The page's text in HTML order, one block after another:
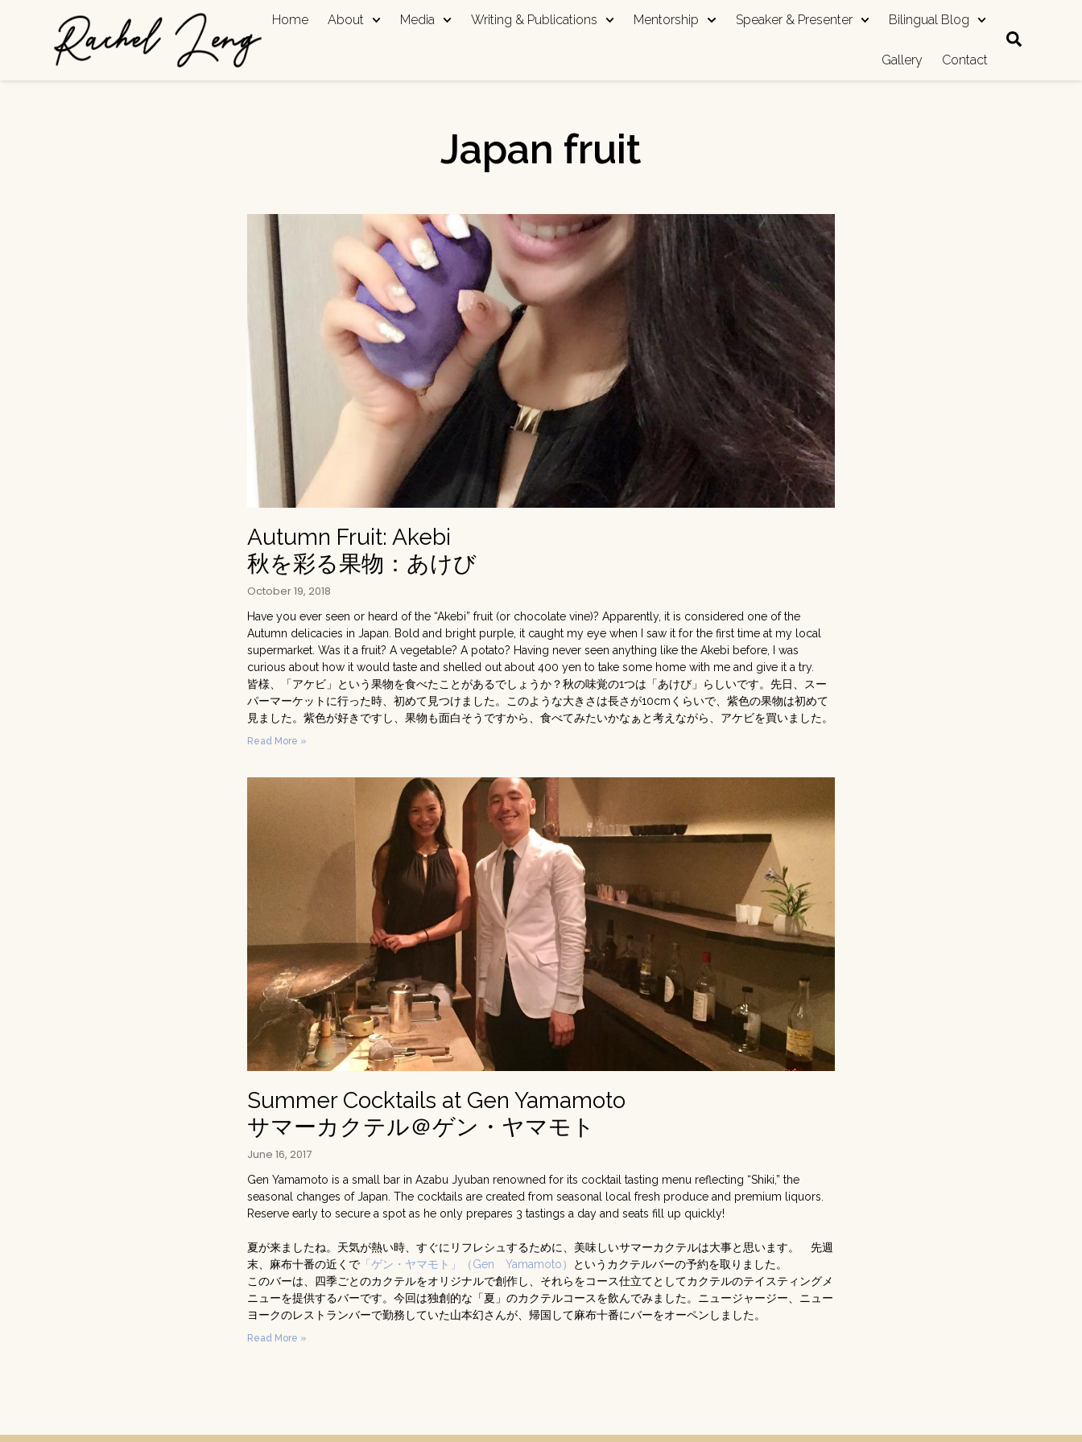
Home About Media Writing & Publications Mentorship Speaker & Presenter Bilingual Blog
Gallery Contact
Japan fruit
Autumn Fruit: Akebi
秋を彩る果物：あけび
October 19, 2018
Have you ever seen or heard of the “Akebi” fruit (or chocolate vine)? Apparently, it is considered one of the
Autumn delicacies in Japan. Bold and bright purple, it caught my eye when I saw it for the first time at my local
supermarket. Was it a fruit? A vegetable? A potato? Having never seen anything like the Akebi before, I was
curious about how it would taste and shelled out about 400 yen to take some home with me and give it a try.
皆様、「アケビ」という果物を食べたことがあるでしょうか？秋の味覚の1つは「あけび」らしいです。先日、スー
パーマーケットに行った時、初めて見つけました。このような大きさは長さが10cmくらいで、紫色の果物は初めて
見ました。紫色が好きですし、果物も面白そうですから、食べてみたいかなぁと考えながら、アケビを買いました。
Read More »
Summer Cocktails at Gen Yamamoto
サマーカクテル＠ゲン・ヤマモト
June 16, 2017
Gen Yamamoto is a small bar in Azabu Jyuban renowned for its cocktail tasting menu reflecting “Shiki,” the
seasonal changes of Japan. The cocktails are created from seasonal local fresh produce and premium liquors.
Reserve early to secure a spot as he only prepares 3 tastings a day and seats fill up quickly!
夏が来ましたね。天気が熱い時、すぐにリフレシュするために、美味しいサマーカクテルは大事と思います。 先週
末、麻布十番の近くで 「ゲン・ヤマモト」（Gen Yamamoto）
というカクテルバーの予約を取りました。
このバーは、四季ごとのカクテルをオリジナルで創作し、それらをコース仕立てとしてカクテルのテイスティングメ
ニューを提供するバーです。今回は独創的な「夏」のカクテルコースを飲んでみました。ニュージャージー、ニュー
ヨークのレストランバーで勤務していた山本幻さんが、帰国して麻布十番にバーをオーペンしました。
Read More »